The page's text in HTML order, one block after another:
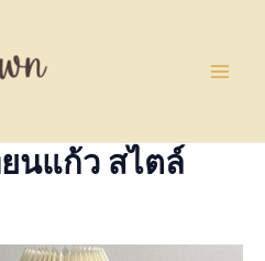
นแก้ว สไตล์